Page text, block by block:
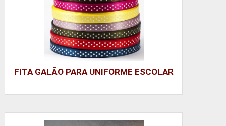
FITA GALÃO PARA UNIFORME ESCOLAR